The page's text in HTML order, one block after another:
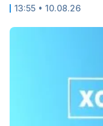
13:55 • 10.08.26